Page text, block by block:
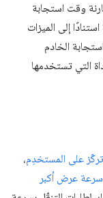
استجابة
إلى الميزات
الخادم
تستخدمها
على المستخدِم،
عرض أكبر